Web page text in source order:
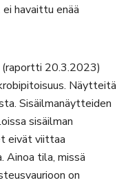
havaittu enää
20.3.2023)
Näytteitä
Sisäilmanäytteiden
sisäilman
eivät viittaa
Ainoa tila, missä
on